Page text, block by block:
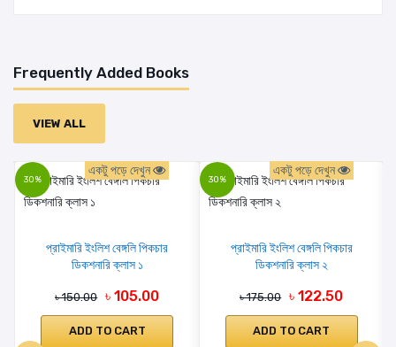
ok
2021, 11:44 AM
2021, 11:33 AM
This is ver good product
Frequently Added Books
VIEW ALL
30%
একটু পড়ে দেখুন
প্রাইমারি ইংলিশ বেঙ্গলি পিকচার
ডিকশনারি ক্লাস ১
৳ 150.00 ৳ 105.00
ADD TO CART
30%
একটু পড়ে দেখুন
প্রাইমারি ইংলিশ বেঙ্গলি পিকচার
ডিকশনারি ক্লাস ২
৳ 175.00 ৳ 122.50
ADD TO CART